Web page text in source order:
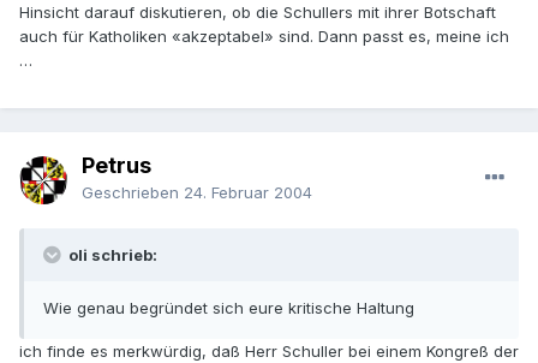
Hinsicht darauf diskutieren, ob die Schullers mit ihrer Botschaft
auch für Katholiken «akzeptabel» sind. Dann passt es, meine ich
…
Petrus
Geschrieben 24. Februar 2004
oli schrieb:
Wie genau begründet sich eure kritische Haltung
ich finde es merkwürdig, daß Herr Schuller bei einem Kongreß der